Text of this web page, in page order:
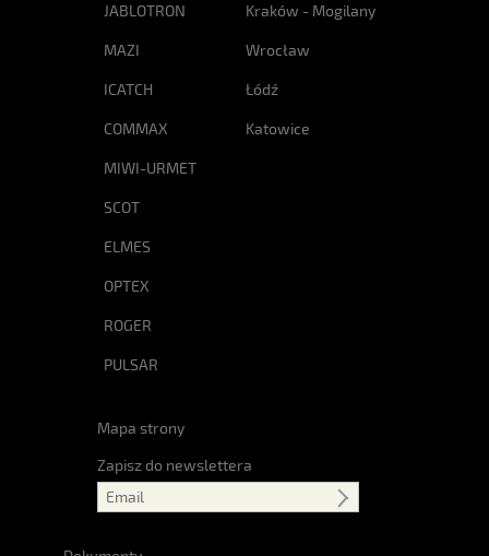
JABLOTRON
MAZI
ICATCH
COMMAX
MIWI-URMET
SCOT
ELMES
OPTEX
ROGER
PULSAR
Kraków - Mogilany
Wrocław
Łódź
Katowice
Mapa strony
Zapisz do newslettera